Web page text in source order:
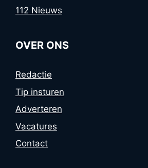
112 Nieuws
OVER ONS
Redactie
Tip insturen
Adverteren
Vacatures
Contact